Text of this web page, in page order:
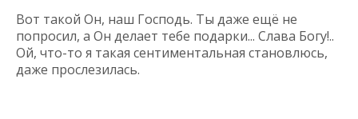
Вот такой Он, наш Господь. Ты даже ещё не
попросил, а Он делает тебе подарки... Слава Богу!..
Ой, что-то я такая сентиментальная становлюсь,
даже прослезилась.